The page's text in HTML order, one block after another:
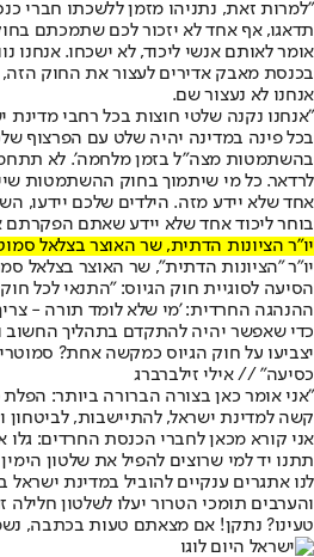
"למרות זאת, נתניהו מזמן ללשכתו חברי
תדאגו, אף אחד לא יזכור לכם שתמכתם
אומר לאותם אנשי ליכוד, לא ישכחו. אנחנו
בכנסת מאבק אדירים לעצור את החוק הזה,
אנחנו לא נעצור שם.
"אנחנו נקנה שלטי חוצות בכל רחבי
בכל פינה במדינה יהיה שלט עם הפרצוף
בהשתמטות מצה"ל בזמן מלחמה'. לא
לרדאר. כל מי שיתמוך בחוק ההשתמטות
אחד שלא יידע מזה. הילדים שלכם יידעו,
בוחר ליכוד אחד שלא יידע שאתם הפקרתם
יו"ר הציונות הדתית, שר האוצר בצלאל
יו"ר "הציונות הדתית", שר האוצר בצלאל
הסיעה לסוגיית חוק הגיוס: "התנאי לכל
ההנהגה החרדית: 'מי שלא לומד תורה -
כדי שאפשר יהיה להתקדם בתהליך החשוב
יצביעו על חוק הגיוס כמקשה אחת?
כסיעה" // אילי זילברברג
"אני אומר כאן בצורה הברורה ביותר:
קשה למדינת ישראל, להתיישבות, לביטחון
אני קורא מכאן לחברי הכנסת החרדים: גלו
תתנו יד למי שרוצים להפיל את שלטון
לנו אתגרים ענקיים להוביל במדינת
והערבים תומכי הטרור יעלו לשלטון חלילה
טעינו? נתקן! אם מצאתם טעות בכתבה,